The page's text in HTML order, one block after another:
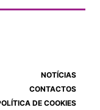
NOTÍCIAS
CONTACTOS
DE COOKIES